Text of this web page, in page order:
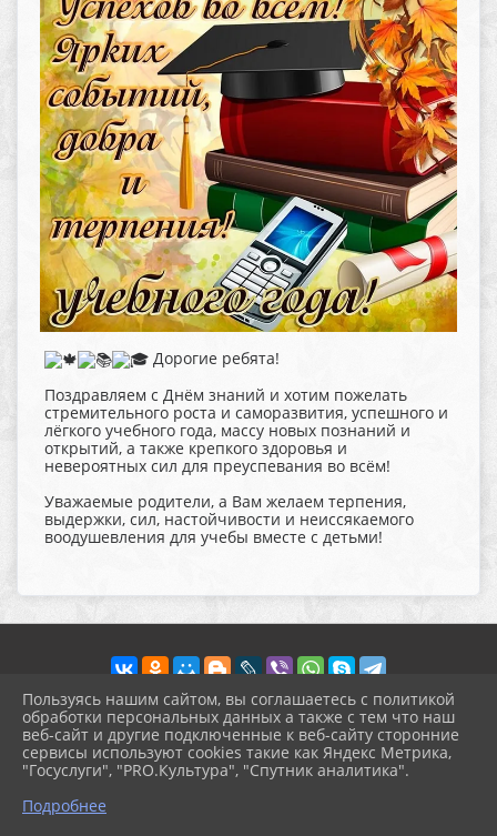
Дорогие ребята!
Поздравляем с Днём знаний и хотим пожелать
стремительного роста и саморазвития, успешного и
лёгкого учебного года, массу новых познаний и
открытий, а также крепкого здоровья и
невероятных сил для преуспевания во всём!
Уважаемые родители, а Вам желаем терпения,
выдержки, сил, настойчивости и неиссякаемого
воодушевления для учебы вместе с детьми!
2026 г. pokrov-ck.ru
Вход
Карта сайта
Политика обработки персональных данных
Пользуясь нашим сайтом, вы соглашаетесь с политикой
обработки персональных данных а также с тем что наш
веб-сайт и другие подключенные к веб-сайту сторонние
сервисы используют cookies такие как Яндекс Метрика,
"Госуслуги", "PRO.Культура", "Спутник аналитика".
Подробнее